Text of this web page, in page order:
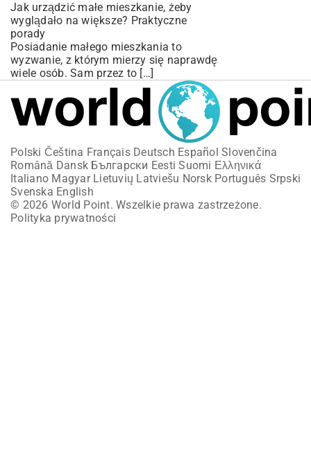
Jak urządzić małe mieszkanie, żeby
wyglądało na większe? Praktyczne
porady
Posiadanie małego mieszkania to
wyzwanie, z którym mierzy się naprawdę
wiele osób. Sam przez to […]
Polski Čeština Français Deutsch Español Slovenčina
Română Dansk Български Eesti Suomi Ελληνικά
Italiano Magyar Lietuvių Latviešu Norsk Português Srpski
Svenska English
© 2026 World Point. Wszelkie prawa zastrzeżone.
Polityka prywatności